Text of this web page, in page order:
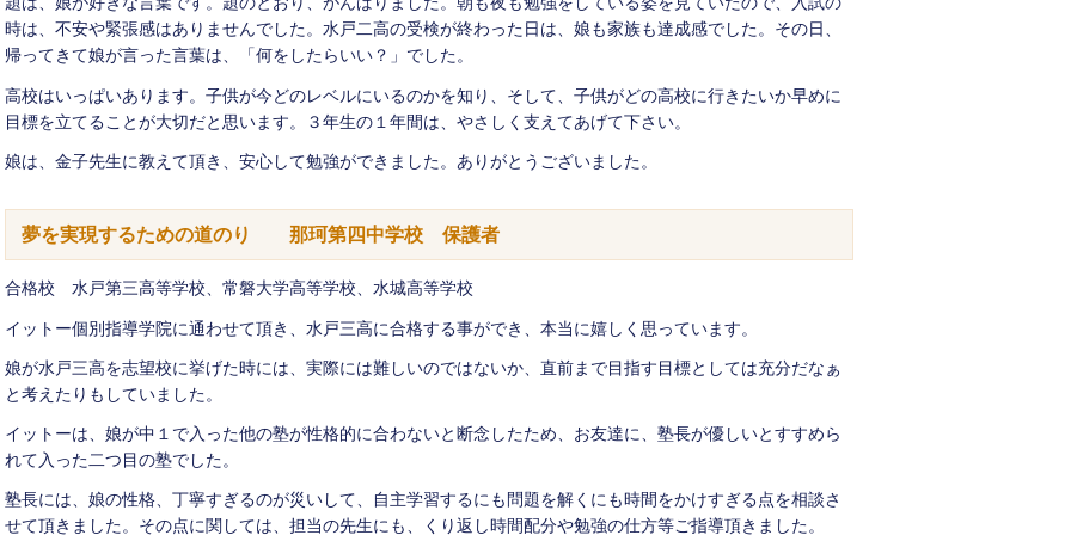
時は、不安や緊張感はありませんでした。水戸二高の受検が終わった日は、娘も家族も達成感でした。その日、
帰ってきて娘が言った言葉は、「何をしたらいい？」でした。
高校はいっぱいあります。子供が今どのレベルにいるのかを知り、そして、子供がどの高校に行きたいか早めに
目標を立てることが大切だと思います。３年生の１年間は、やさしく支えてあげて下さい。
娘は、金子先生に教えて頂き、安心して勉強ができました。ありがとうございました。
夢を実現するための道のり 那珂第四中学校 保護者
合格校 水戸第三高等学校、常磐大学高等学校、水城高等学校
イットー個別指導学院に通わせて頂き、水戸三高に合格する事ができ、本当に嬉しく思っています。
娘が水戸三高を志望校に挙げた時には、実際には難しいのではないか、直前まで目指す目標としては充分だなぁ
と考えたりもしていました。
イットーは、娘が中１で入った他の塾が性格的に合わないと断念したため、お友達に、塾長が優しいとすすめら
れて入った二つ目の塾でした。
塾長には、娘の性格、丁寧すぎるのが災いして、自主学習するにも問題を解くにも時間をかけすぎる点を相談さ
せて頂きました。その点に関しては、担当の先生にも、くり返し時間配分や勉強の仕方等ご指導頂きました。